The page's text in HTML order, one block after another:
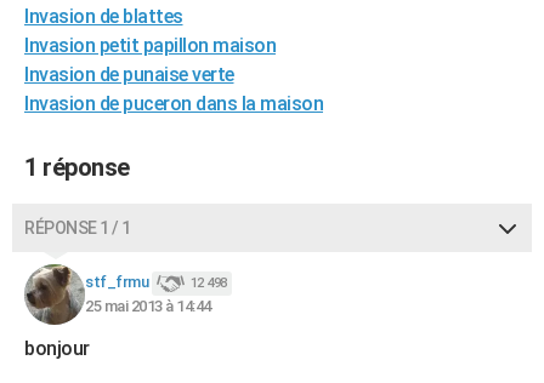
GUIDES D'ACHAT
BONS PLANS
CARTE DE VOEUX
Carte de Noël
Carte Bonne année
Carte Saint-Valentin
Carte Pâques
Carte d'anniversaire
DICTIONNAIRE
S'inscrire
Se connecter
Lycées
Collèges
Primaires
Universités
Entreprises
Service militaire
Avis de recherche
AVIS DE DÉCÈS
FORUM
Invasion de blattes
Invasion petit papillon maison
Invasion de punaise verte
Invasion de puceron dans la maison
1 réponse
RÉPONSE 1 / 1
stf_frmu 12 498
25 mai 2013 à 14:44
bonjour